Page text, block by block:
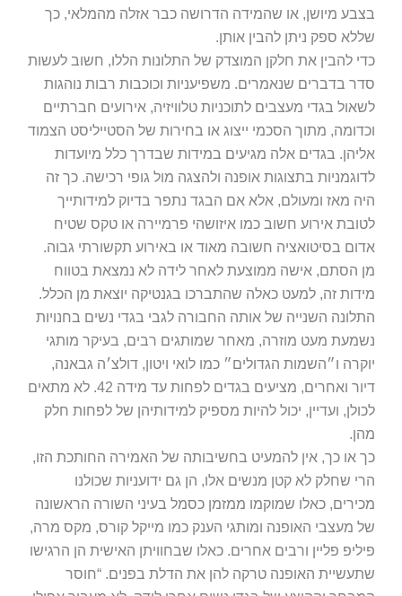
בצבע מיושן, או שהמידה הדרושה כבר אזלה מהמלאי, כך
שללא ספק ניתן להבין אותן.
כדי להבין את חלקן המוצדק של התלונות הללו, חשוב לעשות
סדר בדברים שנאמרים. משפיעניות וכוכבות רבות נוהגות
לשאול בגדי מעצבים לתוכניות טלוויזיה, אירועים חברתיים
וכדומה, מתוך הסכמי ייצוג או בחירות של הסטייליסט הצמוד
אליהן. בגדים אלה מגיעים במידות שבדרך כלל מיועדות
לדוגמניות בתצוגות אופנה ולהצגה מול גופי רכישה. כך זה
היה מאז ומעולם, אלא אם הבגד נתפר בדיוק למידותייך
לטובת אירוע חשוב כמו איזושהי פרמיירה או טקס שטיח
אדום בסיטואציה חשובה מאוד או באירוע תקשורתי גבוה.
מן הסתם, אישה ממוצעת לאחר לידה לא נמצאת בטווח
מידות זה, למעט כאלה שהתברכו בגנטיקה יוצאת מן הכלל.
התלונה השנייה של אותה החבורה לגבי בגדי נשים בחנויות
נשמעת מעט מוזרה, מאחר שמותגים רבים, בעיקר מותגי
יוקרה ו״השמות הגדולים״ כמו לואי ויטון, דולצ׳ה גבאנה,
דיור ואחרים, מציעים בגדים לפחות עד מידה 42. לא מתאים
לכולן, ועדיין, יכול להיות מספיק למידותיהן של לפחות חלק
מהן.
כך או כך, אין להמעיט בחשיבותה של האמירה החותכת הזו,
הרי שחלק לא קטן מנשים אלו, הן גם ידועניות שכולנו
מכירים, כאלו שמוקמו ממזמן כסמל בעיני השורה הראשונה
של מעצבי האופנה ומותגי הענק כמו מייקל קורס, מקס מרה,
פיליפ פליין ורבים אחרים. כאלו שבחוויתן האישית הן הרגישו
שתעשיית האופנה טרקה להן את הדלת בפנים. “חוסר